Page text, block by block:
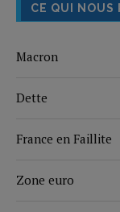
CE QUI NOUS
Macron
Dette
France en Faillite
Zone euro